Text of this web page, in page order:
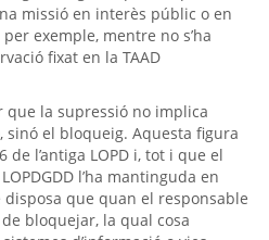
missió en interès públic o en
exemple, mentre no s’ha
fixat en la TAAD
que la supressió no implica
sinó el bloqueig. Aquesta figura
l’antiga LOPD i, tot i que el
l’ha mantinguda en
disposa que quan el responsable
bloquejar, la qual cosa